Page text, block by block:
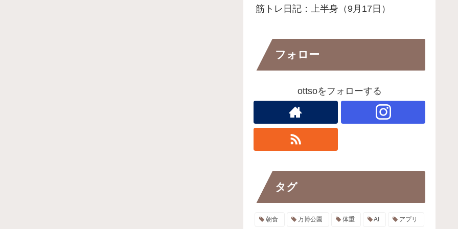
筋トレ日記：上半身（9月17日）
フォロー
ottsoをフォローする
タグ
朝食 万博公園 体重 AI アプリ